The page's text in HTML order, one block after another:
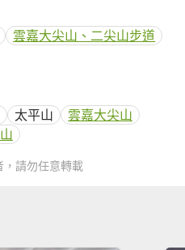
雲嘉大尖山、二尖山步道
太平山
雲嘉大尖山
，請勿任意轉載